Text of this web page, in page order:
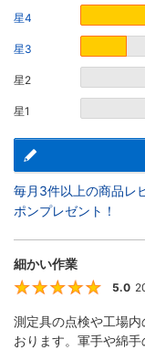
星4
星3
星2
星1
毎月3件以上の商品レ
ポンプレゼント！
細かい作業
5.0
測定具の点検や工場
おります。軍手や綿